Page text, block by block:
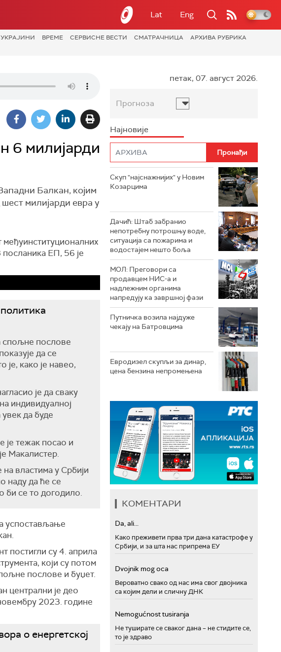
Lat Eng
УКРАЈИНИ ВРЕМЕ СЕРВИСНЕ ВЕСТИ СМАТРАЧНИЦА
АРХИВА РУБРИКА
6 милијарди
Балкан, којим
милијарди евра у
међуинституционалних
посланика ЕП, 56 је
спољне послове
да се
како је навео,
је да сваку
индивидуалној
да буде
тежак посао и
Мaкалистер.
на властима у Србији
наду да ће се
би се то догодило.
успостављање
постигли су 4. априла
који су потом
послове и буџет.
централни је део
2023. године
о енергетској
петак, 07. август 2026.
Прогноза
Најновије
Скуп "најснажнијих" у Новим
Козарцима
Дачић: Штаб забранио
непотребну потрошњу воде,
ситуација са пожарима и
водостајем нешто боља
МОЛ: Преговори са
продавцем НИС-а и
надлежним органима
напредују ка завршној фази
Путничка возила најдуже
чекају на Батровцима
Евродизел скупљи за динар,
цена бензина непромењена
КОМЕНТАРИ
Da, ali...
Како преживети прва три дана катастрофе у
Србији, и за шта нас припрема ЕУ
Dvojnik mog oca
Вероватно свако од нас има свог двојника
са којим дели и сличну ДНК
Nemogućnost tusiranja
Не туширате се сваког дана – не стидите се,
то је здраво